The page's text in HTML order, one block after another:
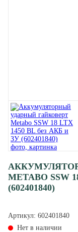
METABO SSW
(602401840)
Артикул: 602401840
Нет в наличии